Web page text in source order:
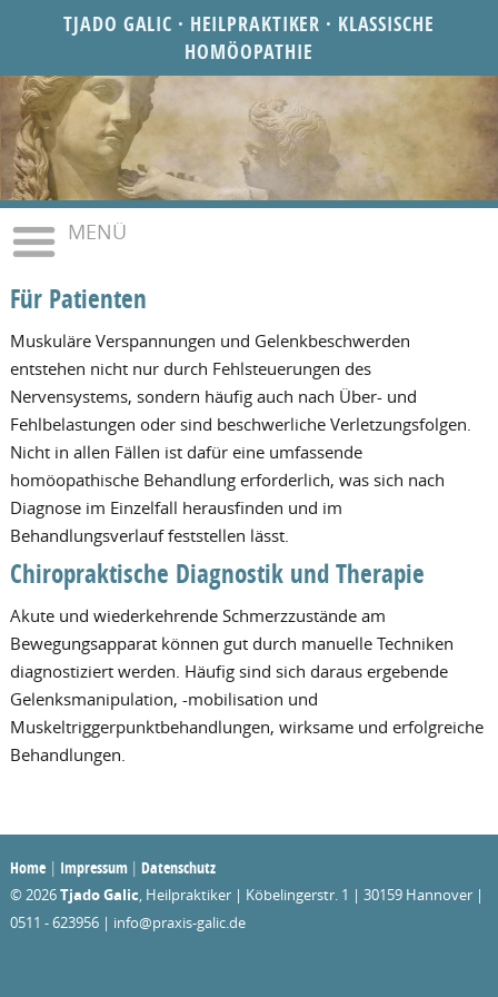
TJADO GALIC · HEILPRAKTIKER · KLASSISCHE
HOMÖOPATHIE
MENÜ
Für Patienten
Muskuläre Verspannungen und Gelenkbeschwerden
entstehen nicht nur durch Fehlsteuerungen des
Nervensystems, sondern häufig auch nach Über- und
Fehlbelastungen oder sind beschwerliche Verletzungsfolgen.
Nicht in allen Fällen ist dafür eine umfassende
homöopathische Behandlung erforderlich, was sich nach
Diagnose im Einzelfall herausfinden und im
Behandlungsverlauf feststellen lässt.
Chiropraktische Diagnostik und Therapie
Akute und wiederkehrende Schmerzzustände am
Bewegungsapparat können gut durch manuelle Techniken
diagnostiziert werden. Häufig sind sich daraus ergebende
Gelenksmanipulation, -mobilisation und
Muskeltriggerpunktbehandlungen, wirksame und erfolgreiche
Behandlungen.
Home| Impressum| Datenschutz
© 2026Tjado Galic, Heilpraktiker | Köbelingerstr. 1 | 30159 Hannover |
0511 - 623956 | info@praxis-galic.de